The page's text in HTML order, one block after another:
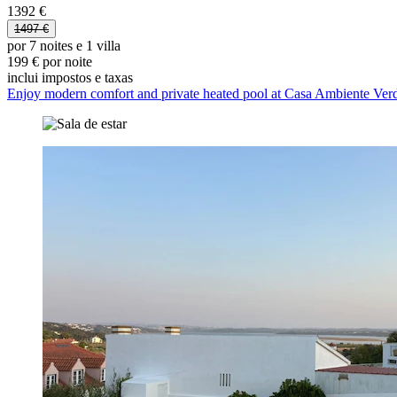
1392 €
1497 €
por 7 noites e 1 villa
199 € por noite
inclui impostos e taxas
Enjoy modern comfort and private heated pool at Casa Ambiente